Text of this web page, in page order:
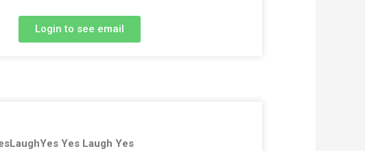
Login to see email
Yes Laugh Yes